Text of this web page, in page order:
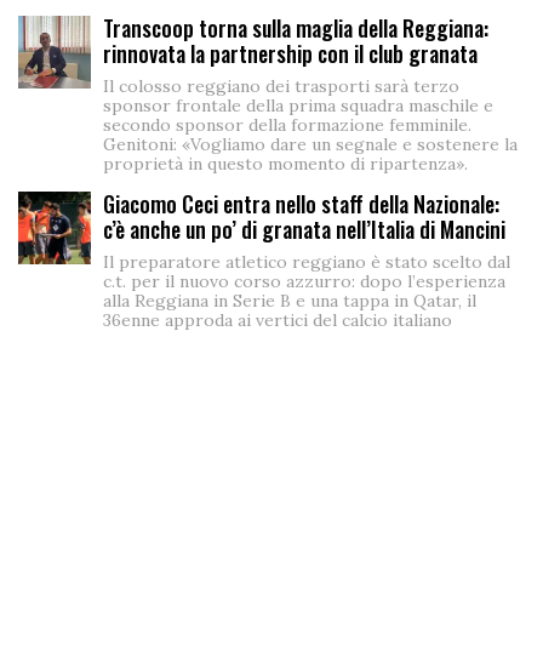
Transcoop torna sulla maglia della Reggiana:
rinnovata la partnership con il club granata
Il colosso reggiano dei trasporti sarà terzo
sponsor frontale della prima squadra maschile e
secondo sponsor della formazione femminile.
Genitoni: «Vogliamo dare un segnale e sostenere la
proprietà in questo momento di ripartenza».
Giacomo Ceci entra nello staff della Nazionale:
c’è anche un po’ di granata nell’Italia di Mancini
Il preparatore atletico reggiano è stato scelto dal
c.t. per il nuovo corso azzurro: dopo l’esperienza
alla Reggiana in Serie B e una tappa in Qatar, il
36enne approda ai vertici del calcio italiano